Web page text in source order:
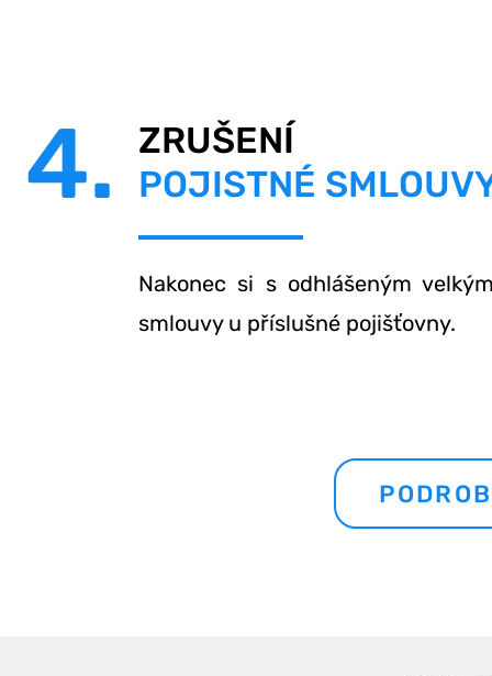
4.
ZRUŠENÍ
POJISTNÉ
Nakonec si s odhlášeným
smlouvy u příslušné pojišťovny.